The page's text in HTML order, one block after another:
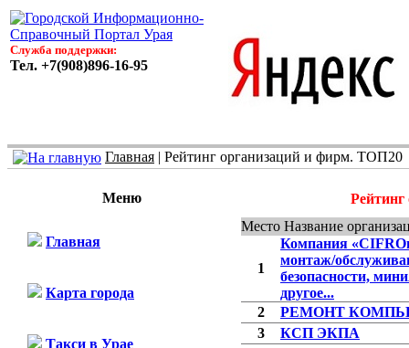
Служба поддержки:
Тел. +7(908)896-16-95
Главная | Рейтинг организаций и фирм. ТОП20
Меню
Главная
Карта города
Такси в Урае
Место Название
1
Компания
монтаж/
безопасности,
другое...
2
РЕМОНТ
3
КСП ЭКПА